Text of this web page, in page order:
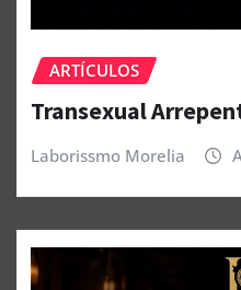
ARTÍCULOS
Transexual
Laborissmo Morelia